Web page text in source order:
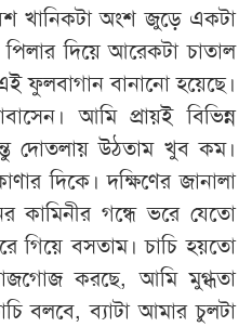
খানিকটা অংশ জুড়ে একটা
দিয়ে আরেকটা চাতাল
ফুলবাগান বানানো হয়েছে।
আমি প্রায়ই বিভিন্ন
দোতলায় উঠতাম খুব কম।
দিকে। দক্ষিণের জানালা
কামিনীর গন্ধে ভরে যেতো
গিয়ে বসতাম। চাচি হয়তো
করছে, আমি মুগ্ধতা
বলবে, ব্যাটা আমার চুলটা